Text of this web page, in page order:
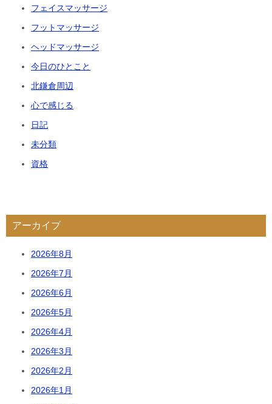
フェイスマッサージ
フットマッサージ
ヘッドマッサージ
今日のひとこと
北鎌倉周辺
心で感じる
日記
未分類
資格
アーカイブ
2026年8月
2026年7月
2026年6月
2026年5月
2026年4月
2026年3月
2026年2月
2026年1月